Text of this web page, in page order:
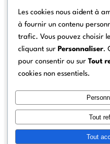
À propos
Blog
Politique de confidentialité
Laisser un commentaire
Les cookies nous aident à
à fournir un contenu
trafic. Vous pouvez choisir
cliquant sur Personnaliser.
pour consentir ou sur Tout
cookies non essentiels.
Tout
Tout